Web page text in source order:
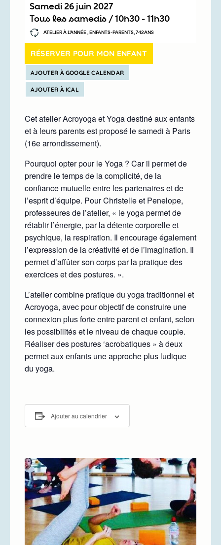
samedi 26 juin 2027
Tous les samedis / 10h30 - 11h30
ATELIER À L’ANNÉE , ENFANTS-PARENTS, 7-12ANS
RÉSERVER POUR MON ENFANT
AJOUTER À GOOGLE CALENDAR
AJOUTER À ICAL
Cet atelier Acroyoga et Yoga destiné aux enfants
et à leurs parents est proposé le samedi à Paris
(16e arrondissement).
Pourquoi opter pour le Yoga ? Car il permet de
prendre le temps de la complicité, de la
confiance mutuelle entre les partenaires et de
l’esprit d’équipe. Pour Christelle et Penelope,
professeures de l’atelier, « le yoga permet de
rétablir l’énergie, par la détente corporelle et
psychique, la respiration. Il encourage également
l’expression de la créativité et de l’imagination. Il
permet d’affûter son corps par la pratique des
exercices et des postures. ».
L’atelier combine pratique du yoga traditionnel et
Acroyoga, avec pour objectif de construire une
connexion plus forte entre parent et enfant, selon
les possibilités et le niveau de chaque couple.
Réaliser des postures ‘acrobatiques » à deux
permet aux enfants une approche plus ludique
du yoga.
Ajouter au calendrier